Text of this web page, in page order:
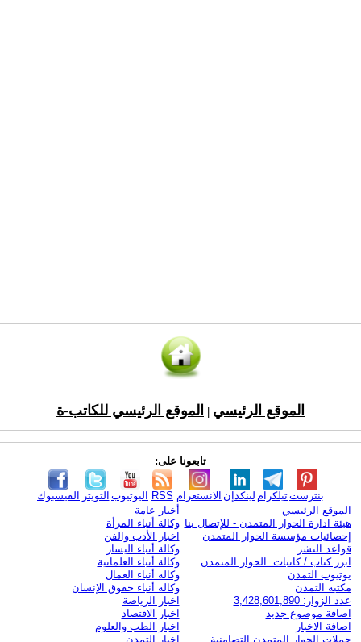
الموقع الرئيسي الموقع الرئيسي للكاتب-ة
تابعونا على:
الفيسبوك التويتر اليوتيوب RSS الانستغرام لينكدإن تيلكرامبنترست
الموقع الرئيسي
هيئة ادارة الحوار المتمدن - للإتصال بنا
إحصائيات مؤسسة الحوار المتمدن
قواعد النشر
ابرز كتاب / كاتبات الحوار المتمدن
يوتيوب التمدن
مكتبة التمدن
عدد الزوار: 3,428,601,890
اضافة موضوع جديد
اضافة الاخبار
حملات الحوار المتمدن التضامنية
أخبار عامة
وكالة أنباء المرأة
اخبار الأدب والفن
وكالة أنباء اليسار
وكالة أنباء العلمانية
وكالة أنباء العمال
وكالة أنباء حقوق الإنسان
اخبار الرياضة
اخبار الاقتصاد
اخبار الطب والعلوم
اخبار التمدن